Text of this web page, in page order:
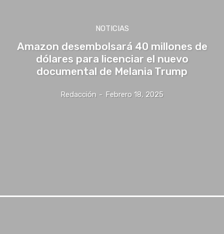
NOTICIAS
Amazon desembolsará 40 millones de
dólares para licenciar el nuevo
documental de Melania Trump
Redacción - Febrero 18, 2025